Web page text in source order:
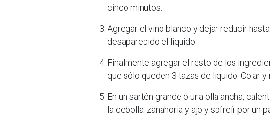
cinco minutos.
Agregar el vino blanco y dejar reducir
desaparecido el líquido.
Finalmente agregar el resto de los
que sólo queden 3 tazas de líquido. Colar
En un sartén grande ó una olla ancha,
la cebolla, zanahoria y ajo y sofreír por un